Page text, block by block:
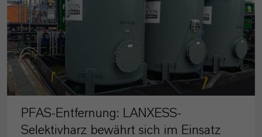
PFAS-Entfernung: LANXESS-
Selektivharz bewährt sich im Einsatz